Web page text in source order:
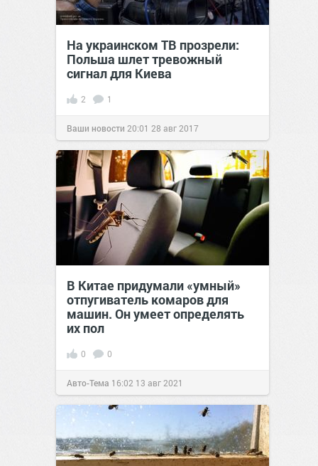
На украинском ТВ прозрели:
Польша шлет тревожный
сигнал для Киева
2 1
Ваши новости 20:01 28 авг 2017
В Китае придумали «умный»
отпугиватель комаров для
машин. Он умеет определять
их пол
0 0
Авто-Тема 16:02 13 авг 2021